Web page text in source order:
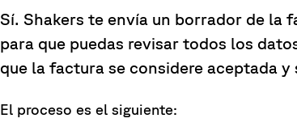
Sí. Shakers te envía un borrador de la
para que puedas revisar todos los
que la factura se considere aceptada y
El proceso es el siguiente: